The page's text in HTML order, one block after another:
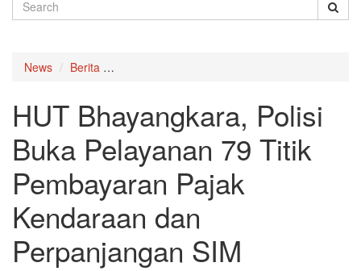
News Berita
HUT Bhayangkara, Polisi
Buka Pelayanan 79 Titik
Pembayaran Pajak
Kendaraan dan
Perpanjangan SIM